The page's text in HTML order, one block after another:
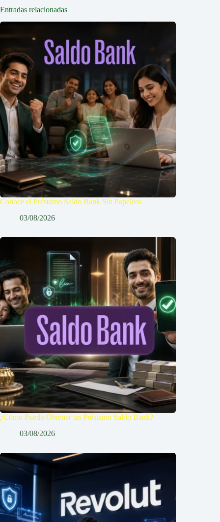
Entradas relacionadas
Conoce el Préstamo Saldo Bank Sin Papeleos
03/08/2026
¿Cómo Puedo Obtener un Préstamo Saldo Bank?
03/08/2026